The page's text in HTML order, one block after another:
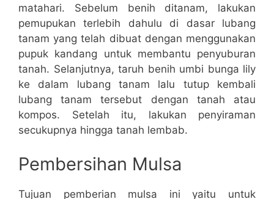
matahari. Sebelum benih ditanam, lakukan
pemupukan terlebih dahulu di dasar lubang
tanam yang telah dibuat dengan menggunakan
pupuk kandang untuk membantu penyuburan
tanah. Selanjutnya, taruh benih umbi bunga lily
ke dalam lubang tanam lalu tutup kembali
lubang tanam tersebut dengan tanah atau
kompos. Setelah itu, lakukan penyiraman
secukupnya hingga tanah lembab.
Pembersihan Mulsa
Tujuan pemberian mulsa ini yaitu untuk